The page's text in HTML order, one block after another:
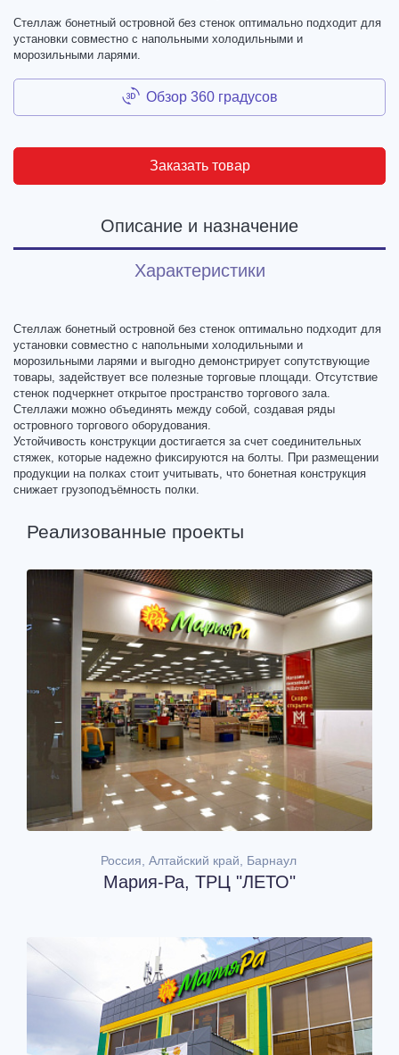
Стеллаж бонетный островной без стенок оптимально подходит для
установки совместно с напольными холодильными и
морозильными ларями.
Обзор 360 градусов
Заказать товар
Описание и назначение
Характеристики
Стеллаж бонетный островной без стенок оптимально подходит для
установки совместно с напольными холодильными и
морозильными ларями и выгодно демонстрирует сопутствующие
товары, задействует все полезные торговые площади. Отсутствие
стенок подчеркнет открытое пространство торгового зала.
Стеллажи можно объединять между собой, создавая ряды
островного торгового оборудования.
Устойчивость конструкции достигается за счет соединительных
стяжек, которые надежно фиксируются на болты. При размещении
продукции на полках стоит учитывать, что бонетная конструкция
снижает грузоподъёмность полки.
Реализованные проекты
Россия, Алтайский край, Барнаул
Мария-Ра, ТРЦ "ЛЕТО"